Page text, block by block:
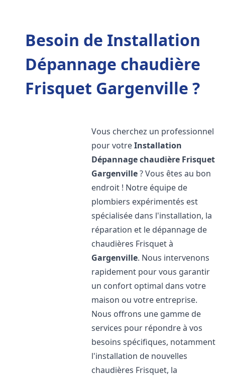
Besoin de Installation
Dépannage chaudière
Frisquet Gargenville ?
Vous cherchez un professionnel
pour votreInstallation
Dépannage chaudière Frisquet
Gargenville? Vous êtes au bon
endroit ! Notre équipe de
plombiers expérimentés est
spécialisée dans l'installation, la
réparation et le dépannage de
chaudières Frisquet à
Gargenville. Nous intervenons
rapidement pour vous garantir
un confort optimal dans votre
maison ou votre entreprise.
Nous offrons une gamme de
services pour répondre à vos
besoins spécifiques, notamment
l'installation de nouvelles
chaudières Frisquet, la